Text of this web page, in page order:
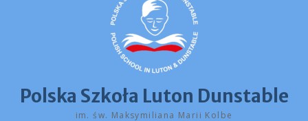
Polska Szkoła Luton Dunstable
im. św. Maksymiliana Marii Kolbe